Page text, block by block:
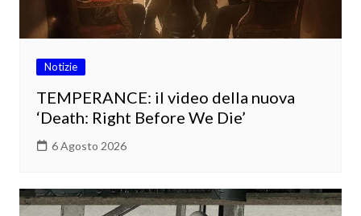
Notizie
TEMPERANCE: il video della nuova
‘Death: Right Before We Die’
6 Agosto 2026